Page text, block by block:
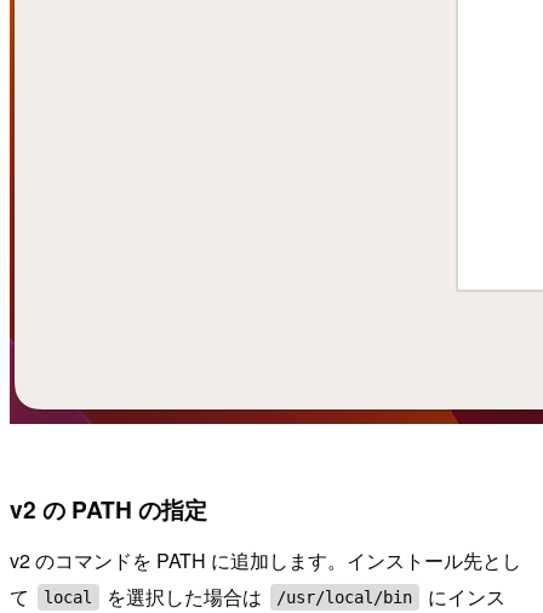
v2 の PATH の指定
v2 のコマンドを PATH に追加します。インストール先とし
て
local を選択した場合は /usr/local/bin にインス